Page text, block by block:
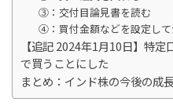
③：交付目論見書を読む
④：買付金額などを設定し
【追記 2024年1月10日】特
で買うことにした
まとめ：インド株の今後の成